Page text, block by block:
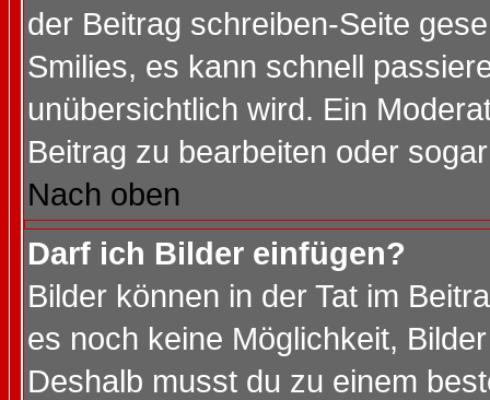
der Beitrag schreiben-Seite
Smilies, es kann schnell
unübersichtlich wird. Ein
Beitrag zu bearbeiten oder
Nach oben
Darf ich Bilder einfügen?
Bilder können in der Tat im
es noch keine Möglichkeit,
Deshalb musst du zu einem